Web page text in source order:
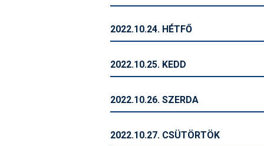
2022.10.24. HÉTFŐ
2022.10.25. KEDD
2022.10.26. SZERDA
2022.10.27. CSÜTÖRTÖK